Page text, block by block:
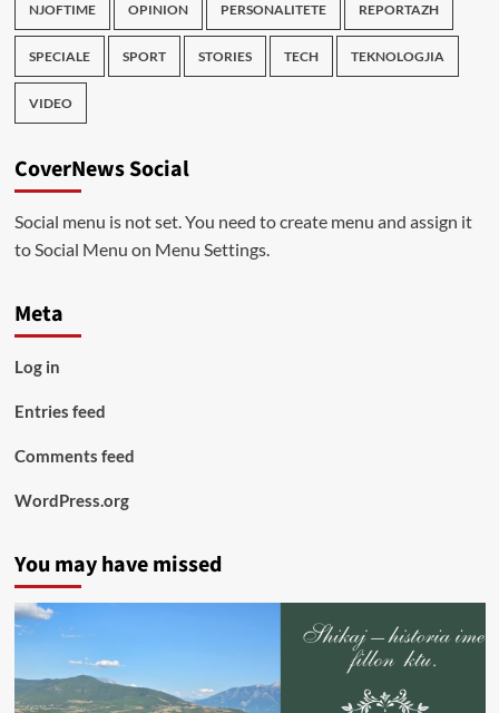
NJOFTIME OPINION PERSONALITETE REPORTAZH
SPECIALE SPORT STORIES TECH TEKNOLOGJIA
VIDEO
CoverNews Social
Social menu is not set. You need to create menu and assign it
to Social Menu on Menu Settings.
Meta
Log in
Entries feed
Comments feed
WordPress.org
You may have missed